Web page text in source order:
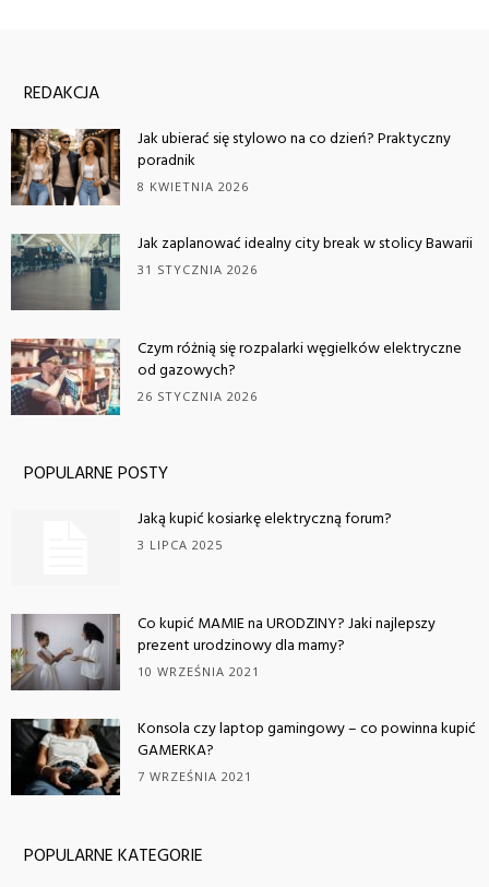
REDAKCJA
Jak ubierać się stylowo na co dzień? Praktyczny
poradnik
8 KWIETNIA 2026
Jak zaplanować idealny city break w stolicy Bawarii
31 STYCZNIA 2026
Czym różnią się rozpalarki węgielków elektryczne
od gazowych?
26 STYCZNIA 2026
POPULARNE POSTY
Jaką kupić kosiarkę elektryczną forum?
3 LIPCA 2025
Co kupić MAMIE na URODZINY? Jaki najlepszy
prezent urodzinowy dla mamy?
10 WRZEŚNIA 2021
Konsola czy laptop gamingowy – co powinna kupić
GAMERKA?
7 WRZEŚNIA 2021
POPULARNE KATEGORIE